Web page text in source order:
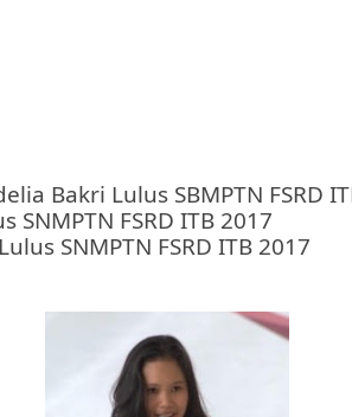
Bakri Lulus SBMPTN FSRD
SNMPTN FSRD ITB 2017
SNMPTN FSRD ITB 2017